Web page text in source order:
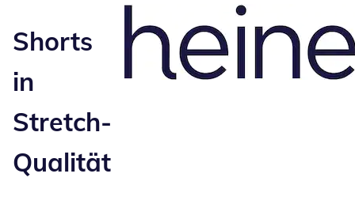
Shorts
in
Stretch-
Qualität